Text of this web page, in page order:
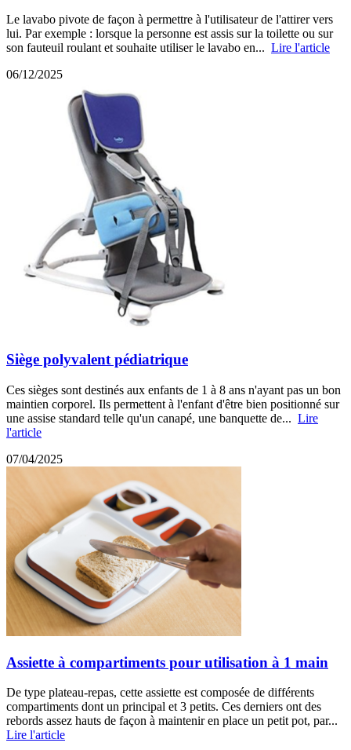
Le lavabo pivote de façon à permettre à l'utilisateur de l'attirer vers
lui. Par exemple : lorsque la personne est assis sur la toilette ou sur
son fauteuil roulant et souhaite utiliser le lavabo en... Lire l'article
06/12/2025
Siège polyvalent pédiatrique
Ces sièges sont destinés aux enfants de 1 à 8 ans n'ayant pas un bon
maintien corporel. Ils permettent à l'enfant d'être bien positionné sur
une assise standard telle qu'un canapé, une banquette de... Lire
l'article
07/04/2025
Assiette à compartiments pour utilisation à 1 main
De type plateau-repas, cette assiette est composée de différents
compartiments dont un principal et 3 petits. Ces derniers ont des
rebords assez hauts de façon à maintenir en place un petit pot, par...
Lire l'article